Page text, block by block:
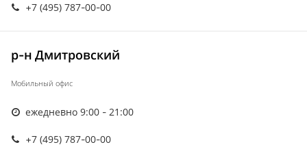
+7 (495) 787-00-00
р-н Дмитровский
Мобильный офис
ежедневно 9:00 - 21:00
+7 (495) 787-00-00